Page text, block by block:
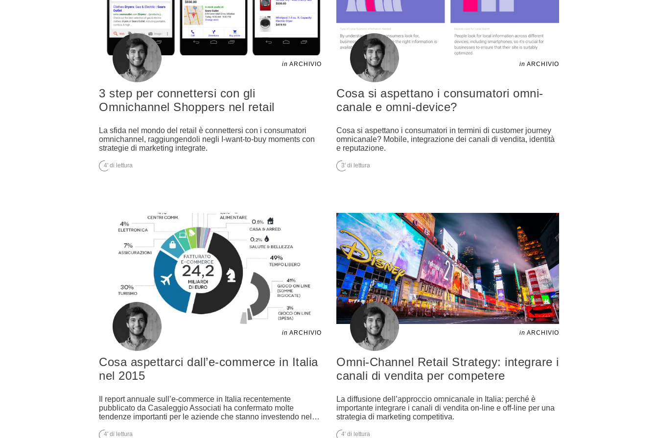
in ARCHIVIO
3 step per connettersi con gli
Omnichannel Shoppers nel retail
La sfida nel mondo del retail è connettersi con i consumatori
omnichannel, raggiungendoli negli I-want-to-buy moments con
strategie di marketing integrate.
4' di lettura
in ARCHIVIO
Cosa si aspettano i consumatori omni-
canale e omni-device?
Cosa si aspettano i consumatori in termini di customer journey
omnicanale? Mobile, integrazione dei canali di vendita, identità
e reputazione.
3' di lettura
in ARCHIVIO
Cosa aspettarci dall’e-commerce in Italia
nel 2015
Il report annuale sull’e-commerce in Italia recentemente
pubblicato da Casaleggio Associati ha confermato molte
tendenze importanti per le aziende che stanno investendo nel …
4' di lettura
in ARCHIVIO
Omni-Channel Retail Strategy: integrare i
canali di vendita per competere
La diffusione dell’approccio omnicanale in Italia: perché è
importante integrare i canali di vendita on-line e off-line per una
strategia di marketing competitiva.
4' di lettura